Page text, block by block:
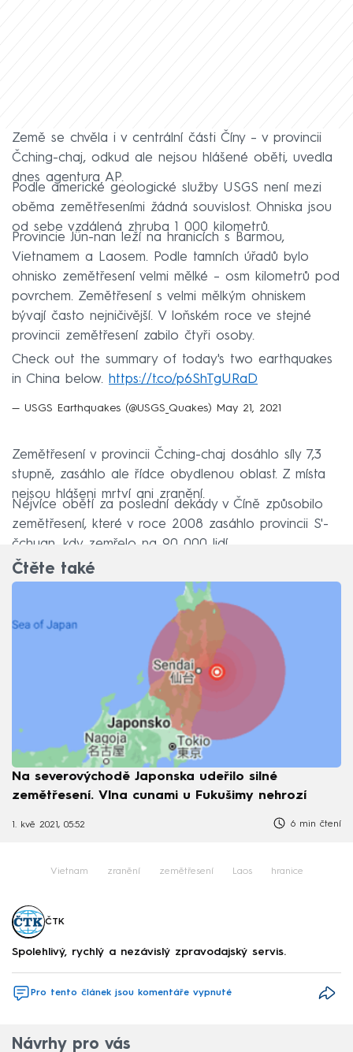
Země se chvěla i v centrální části Číny – v provincii
Čching-chaj, odkud ale nejsou hlášené oběti, uvedla
dnes agentura AP.
Podle americké geologické služby USGS není mezi
oběma zemětřeseními žádná souvislost. Ohniska jsou
od sebe vzdálená zhruba 1 000 kilometrů.
Provincie Jün-nan leží na hranicích s Barmou,
Vietnamem a Laosem. Podle tamních úřadů bylo
ohnisko zemětřesení velmi mělké – osm kilometrů pod
povrchem. Zemětřesení s velmi mělkým ohniskem
bývají často nejničivější. V loňském roce ve stejné
provincii zemětřesení zabilo čtyři osoby.
Check out the summary of today's two earthquakes
in China below. https://t.co/p6ShTgURaD
— USGS Earthquakes (@USGS_Quakes) May 21, 2021
Zemětřesení v provincii Čching-chaj dosáhlo síly 7,3
stupně, zasáhlo ale řídce obydlenou oblast. Z místa
nejsou hlášeni mrtví ani zranění.
Nejvíce obětí za poslední dekády v Číně způsobilo
zemětřesení, které v roce 2008 zasáhlo provincii S'-
čchuan, kdy zemřelo na 90 000 lidí.
Čtěte také
Na severovýchodě Japonska udeřilo silné
zemětřesení. Vlna cunami u Fukušimy nehrozí
1. kvě 2021, 05:52 6 min čtení
Vietnam zranění zemětřesení Laos hranice
ČTK
Spolehlivý, rychlý a nezávislý zpravodajský servis.
Pro tento článek jsou komentáře vypnuté
Návrhy pro vás